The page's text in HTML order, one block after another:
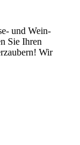
und Wein-
Sie Ihren
Wir